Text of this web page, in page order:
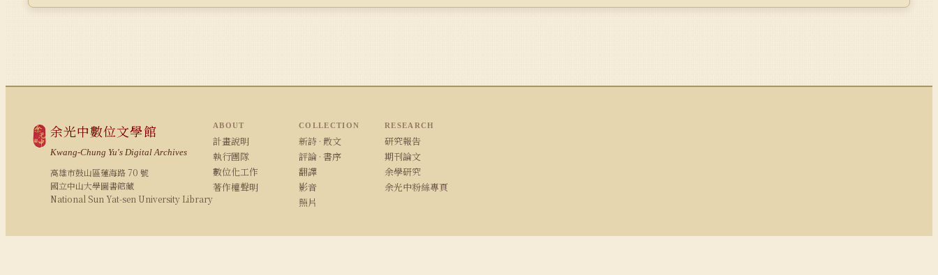
余光中數位文學館
Kwang-Chung Yu's Digital Archives
高雄市鼓山區蓮海路 70 號
國立中山大學圖書館藏
National Sun Yat-sen University Library
ABOUT
計畫說明
執行團隊
數位化工作
著作權聲明
COLLECTION
新詩 · 散文
評論 · 書序
翻譯
影音
照片
RESEARCH
研究報告
期刊論文
余學研究
余光中粉絲專頁